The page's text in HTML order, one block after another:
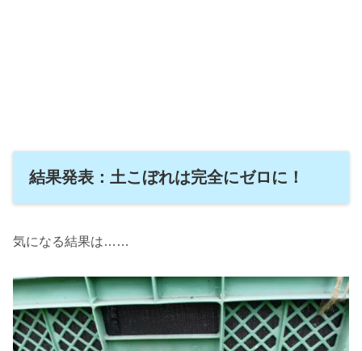
結果発表：土こぼれは完全にゼロに！
気になる結果は……